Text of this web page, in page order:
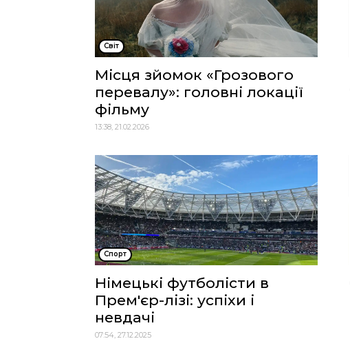
Cвіт
Місця зйомок «Грозового
перевалу»: головні локації
фільму
13:38, 21.02.2026
Спорт
Німецькі футболісти в
Прем'єр-лізі: успіхи і
невдачі
07:54, 27.12.2025